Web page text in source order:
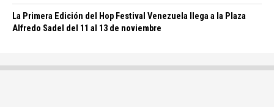
La Primera Edición del Hop Festival Venezuela llega a la Plaza
Alfredo Sadel del 11 al 13 de noviembre